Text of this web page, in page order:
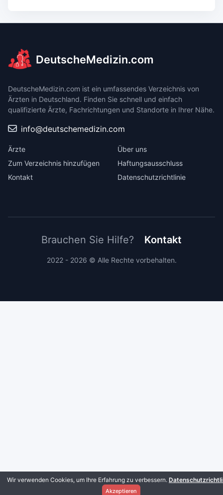
DeutscheMedizin.com
DeutscheMedizin.com ist ein umfassendes Verzeichnis von
Ärzten in Deutschland. Finden Sie schnell und einfach
qualifizierte Ärzte, Fachrichtungen und Standorte in Ihrer Nähe.
info@deutschemedizin.com
Ärzte
Zum Verzeichnis hinzufügen
Kontakt
Über uns
Haftungsausschluss
Datenschutzrichtlinie
Brauchen Sie Hilfe? Kontakt
2022 - 2026 © Alle Rechte vorbehalten.
Wir verwenden Cookies, um Ihre Erfahrung zu verbessern.
Akzeptieren